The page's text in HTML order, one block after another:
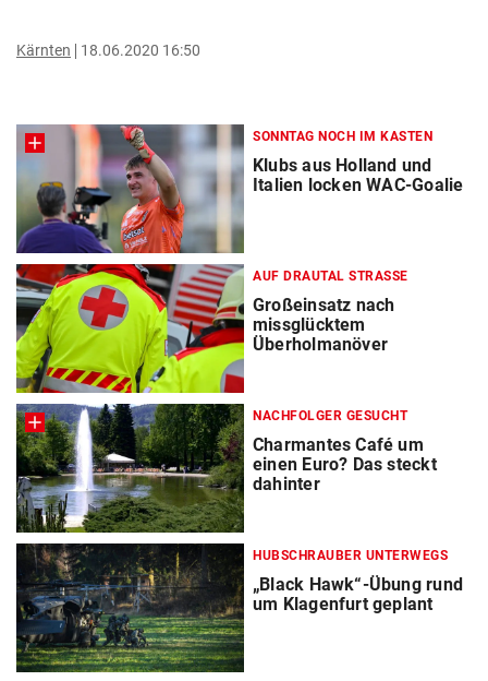
Kärnten 18.06.2020 16:50
SONNTAG NOCH IM KASTEN
Klubs aus Holland und
Italien locken WAC-Goalie
AUF DRAUTAL STRASSE
Großeinsatz nach
missglücktem
Überholmanöver
NACHFOLGER GESUCHT
Charmantes Café um
einen Euro? Das steckt
dahinter
HUBSCHRAUBER UNTERWEGS
„Black Hawk“-Übung rund
um Klagenfurt geplant